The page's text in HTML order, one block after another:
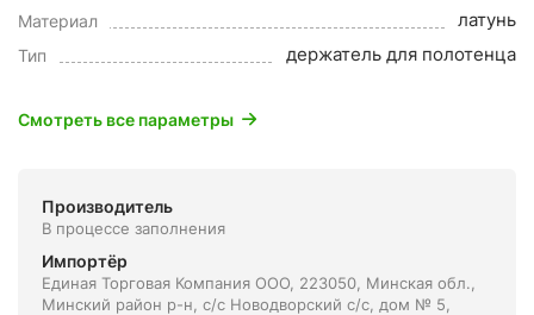
Материал латунь
Тип держатель для полотенца
Смотреть все параметры
Производитель
В процессе заполнения
Импортёр
Единая Торговая Компания ООО, 223050, Минская обл.,
Минский район р-н, с/с Новодворский с/с, дом № 5,